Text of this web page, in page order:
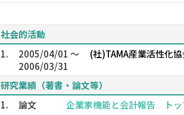
社会的活動
1.
2005/04/01 ～
2006/03/31
(社)TAMA産業活性化
研究業績（著書・論文等）
1.
論文
企業家機能と会計報告 トッ